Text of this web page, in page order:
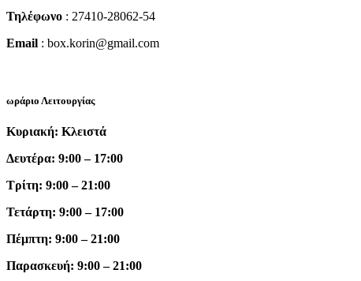
Τηλέφωνο : 27410-28062-54
Email : box.korin@gmail.com
ωράριο Λειτουργίας
Κυριακή: Κλειστά
Δευτέρα: 9:00 – 17:00
Τρίτη: 9:00 – 21:00
Τετάρτη: 9:00 – 17:00
Πέμπτη: 9:00 – 21:00
Παρασκευή: 9:00 – 21:00